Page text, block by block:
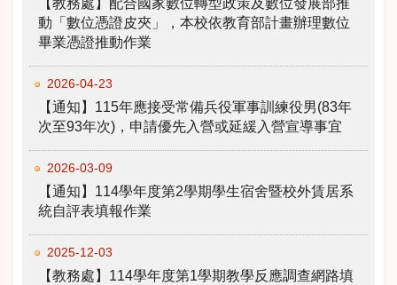
【教務處】配合國家數位轉型政策及數位發展部推
動「數位憑證皮夾」，本校依教育部計畫辦理數位
畢業憑證推動作業
2026-04-23
【通知】115年應接受常備兵役軍事訓練役男(83年
次至93年次)，申請優先入營或延緩入營宣導事宜
2026-03-09
【通知】114學年度第2學期學生宿舍暨校外賃居系
統自評表填報作業
2025-12-03
【教務處】114學年度第1學期教學反應調查網路填